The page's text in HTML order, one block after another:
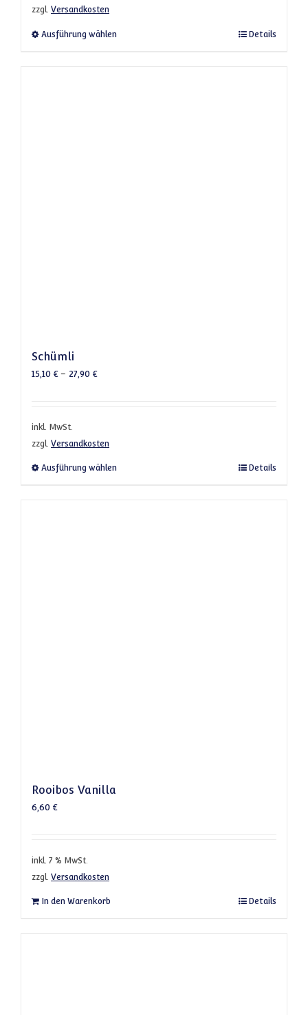
zzgl. Versandkosten
Ausführung wählen Dieses Produkt weist mehrere Varianten
Details
Schümli
15,10 €– 27,90 €
inkl. MwSt.
zzgl. Versandkosten
Ausführung wählen Dieses Produkt weist mehrere Varianten
Details
Rooibos Vanilla
6,60 €
inkl. 7 % MwSt.
zzgl. Versandkosten
In den Warenkorb Details